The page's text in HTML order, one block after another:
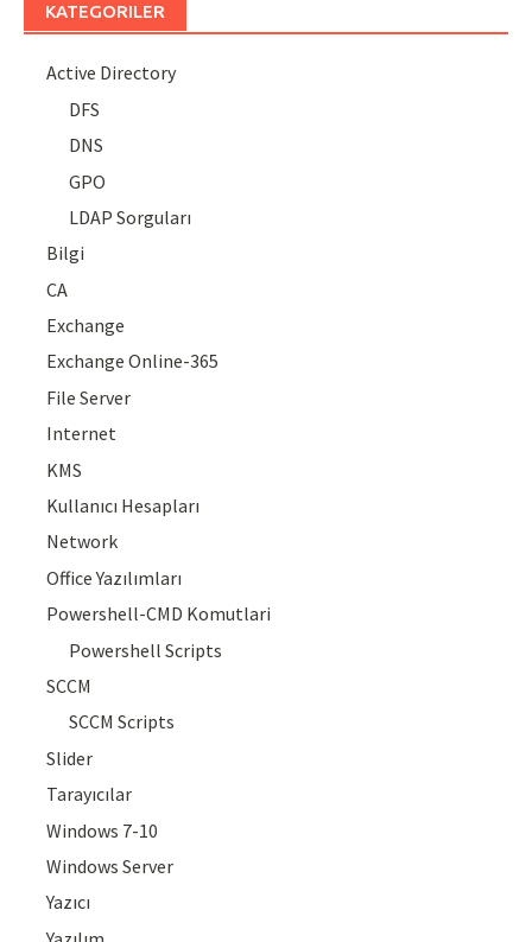
KATEGORILER
Active Directory
DFS
DNS
GPO
LDAP Sorguları
Bilgi
CA
Exchange
Exchange Online-365
File Server
Internet
KMS
Kullanıcı Hesapları
Network
Office Yazılımları
Powershell-CMD Komutlari
Powershell Scripts
SCCM
SCCM Scripts
Slider
Tarayıcılar
Windows 7-10
Windows Server
Yazıcı